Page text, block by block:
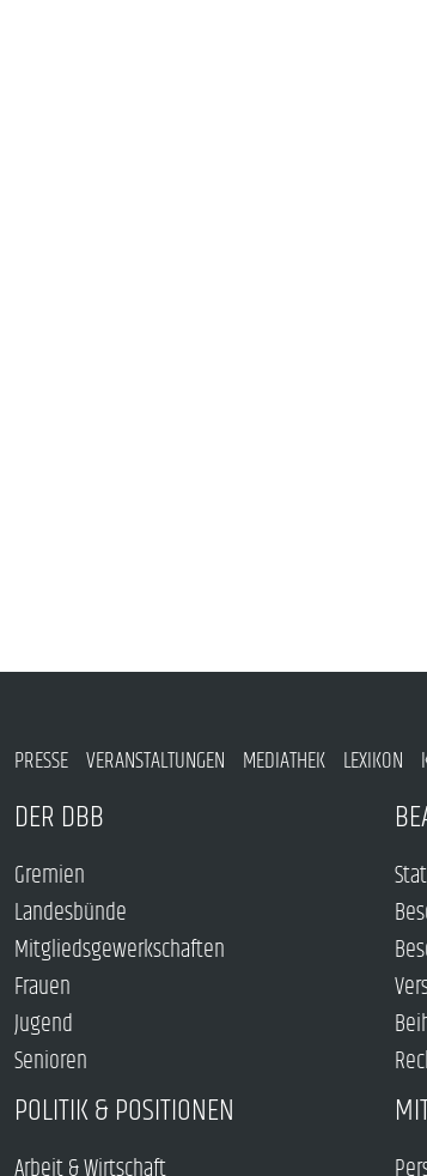
PRESSE VERANSTALTUNGEN MEDIATHEK LEXIKON
DER DBB
Gremien
Landesbünde
Mitgliedsgewerkschaften
Frauen
Jugend
Senioren
POLITIK & POSITIONEN